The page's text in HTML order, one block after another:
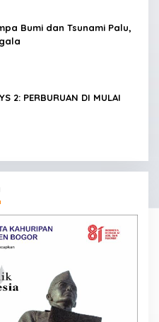
Bumi dan Tsunami Palu,
2: PERBURUAN DI MULAI